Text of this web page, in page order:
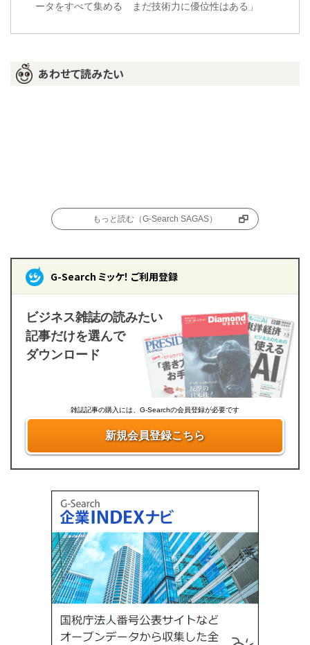
ータをすべて集める まだ技術力に優位性はある」
あわせて読みたい
もっと読む（G-Search SAGAS）
G-Search ミッケ！ ご利用登録
ビジネス雑誌の読みたい
記事だけを選んで
ダウンロード
雑誌記事の購入には、G-Searchの会員登録が必要です
新規会員登録こちら